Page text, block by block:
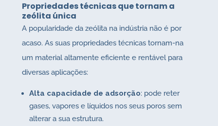
Propriedades técnicas que tornam a
zeólita única
A popularidade da zeólita na indústria não é por
acaso. As suas propriedades técnicas tornam-na
um material altamente eficiente e rentável para
diversas aplicações:
Alta capacidade de adsorção: pode reter
gases, vapores e líquidos nos seus poros sem
alterar a sua estrutura.